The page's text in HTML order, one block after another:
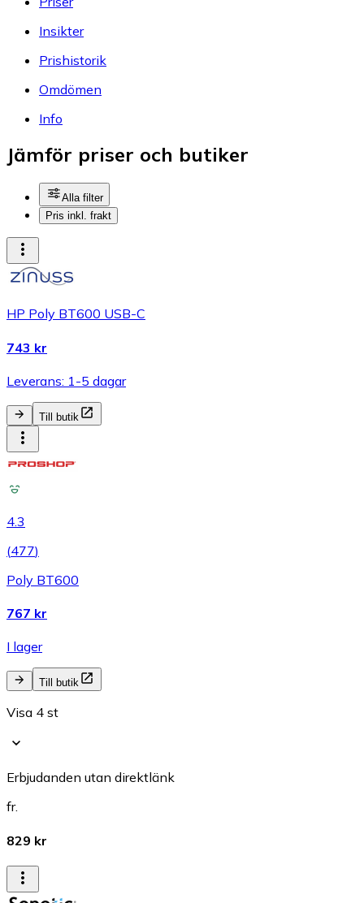
Insikter
Prishistorik
Omdömen
Info
Jämför priser och butiker
Alla filter
Pris inkl. frakt
HP Poly BT600 USB-C
743 kr
Leverans: 1-5 dagar
Till butik
4.3
(477)
Poly BT600
767 kr
I lager
Till butik
Visa 4 st
Erbjudanden utan direktlänk
fr.
829 kr